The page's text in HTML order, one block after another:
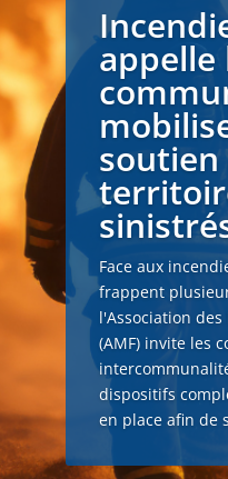
appelle
soutien
Face aux
frappent
l'Association
(AMF) invite les
dispositifs
en place afin de